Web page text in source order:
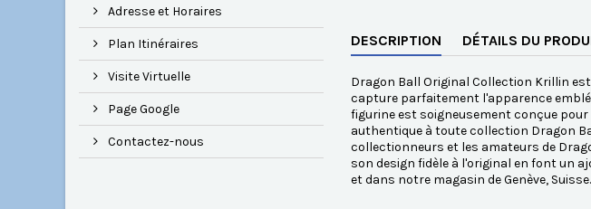
Adresse et Horaires
Plan Itinéraires
Visite Virtuelle
Page Google
Contactez-nous
DESCRIPTION DÉTAILS DU
Dragon Ball Original Collection Krillin
capture parfaitement l'apparence
figurine est soigneusement conçue
authentique à toute collection Dragon
collectionneurs et les amateurs de
son design fidèle à l'original en font un
et dans notre magasin de Genève, Suisse.